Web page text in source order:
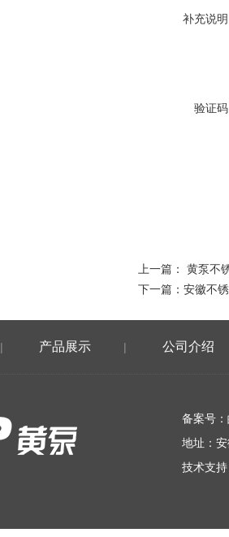
补充说
验证
上一篇： 黄泵不
下一篇： 安徽不
| 产品展示 | 公司介绍
备案号：
地址：
技术支